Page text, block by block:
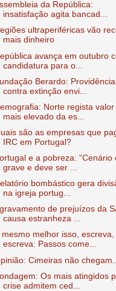
da República:
insatisfação agita bancad...
ultraperiféricas vão
mais dinheiro
avança em outubro
candidatura para o...
Berardo: Providência
contra extinção envi...
Norte regista valor
mais elevado da es...
são as empresas que
IRC em Portugal?
e a pobreza: “Cenário
grave e deve ser ...
bombástico gera
na igreja portug...
de prejuízos da
causa estranheza ...
mesmo melhor isso, escreva,
escreva: Passos come...
Cimeiras não chegam...
Os mais atingidos
crise admitem ced...